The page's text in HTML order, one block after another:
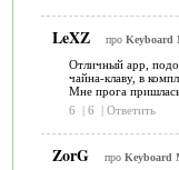
LeXZ про Keyboard
Отличный app,
чайна-клаву, в
Мне прога
6
| 6 | Ответить
ZorG про Keyboard